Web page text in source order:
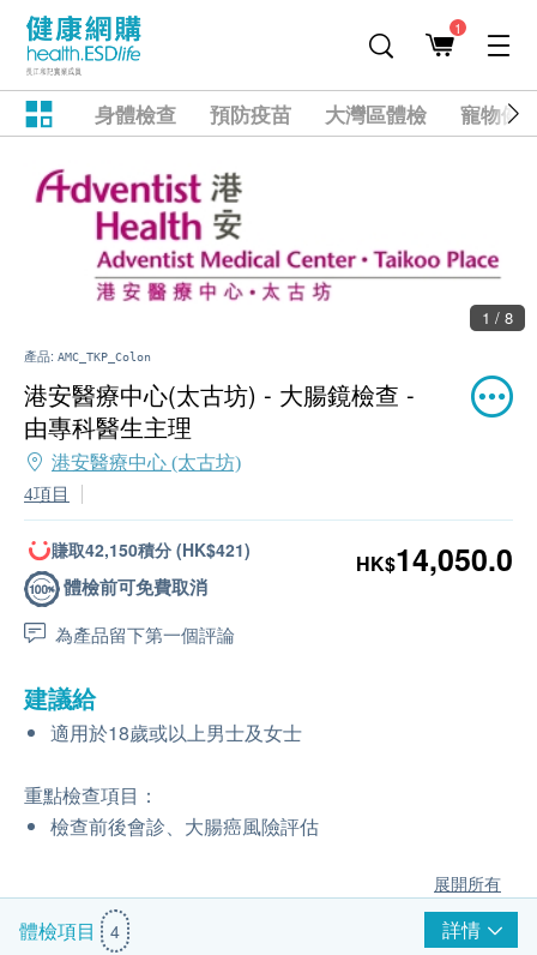
1
身體檢查 預防疫苗 大灣區體檢 寵物健
1 / 8
產品: AMC_TKP_Colon
港安醫療中心(太古坊) - 大腸鏡檢查 -
由專科醫生主理
港安醫療中心 (太古坊)
4項目
賺取42,150積分 (HK$421)
體檢前可免費取消
為產品留下第一個評論
HK$14,050.0
建議給
適用於18歲或以上男士及女士
重點檢查項目：
檢查前後會診、大腸癌風險評估
展開所有
體檢項目 4 詳情